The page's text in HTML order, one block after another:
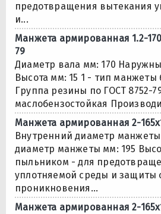
предотвращения вытекания
и...
Манжета армированная 1.2-
79
Диаметр вала мм: 170
Высота мм: 15 1 - тип манжеты
Группа резины по ГОСТ 8752-
маслобензостойкая
Манжета армированная 2-
Внутренний диаметр
диаметр манжеты мм: 195
пыльником - для
уплотняемой среды и защиты
проникновения...
Манжета армированная 2-